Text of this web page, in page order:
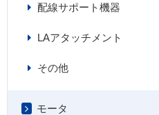
配線サポート機器
LAアタッチメント
その他
モータ